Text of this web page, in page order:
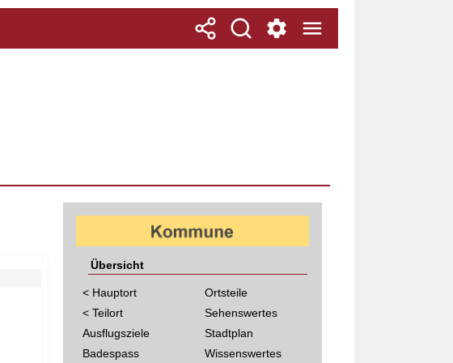
Übersicht
< Hauptort
< Teilort
Ausflugsziele
Badespass
Ortsteile
Sehenswertes
Stadtplan
Wissenswertes